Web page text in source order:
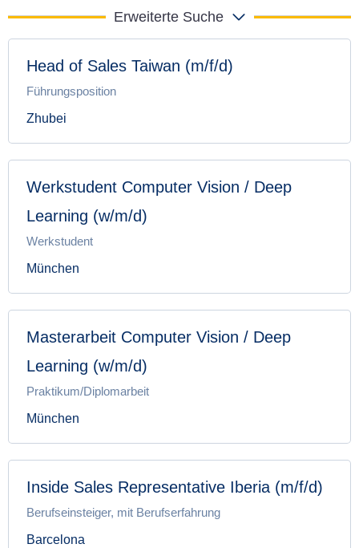
Erweiterte Suche
Head of Sales Taiwan (m/f/d)
Führungsposition
Zhubei
Werkstudent Computer Vision / Deep
Learning (w/m/d)
Werkstudent
München
Masterarbeit Computer Vision / Deep
Learning (w/m/d)
Praktikum/Diplomarbeit
München
Inside Sales Representative Iberia (m/f/d)
Berufseinsteiger, mit Berufserfahrung
Barcelona